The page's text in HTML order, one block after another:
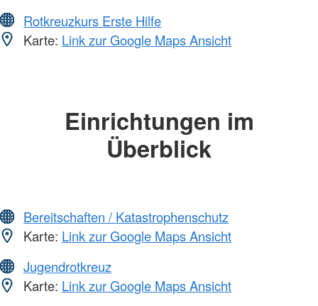
Rotkreuzkurs Erste Hilfe
Karte: Link zur Google Maps Ansicht
Einrichtungen im
Überblick
Bereitschaften / Katastrophenschutz
Karte: Link zur Google Maps Ansicht
Jugendrotkreuz
Karte: Link zur Google Maps Ansicht